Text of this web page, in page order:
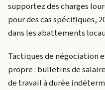
supportez des charges
pour des cas spécifiques,
dans les abattements
Tactiques de négociation
propre : bulletins de
de travail à durée